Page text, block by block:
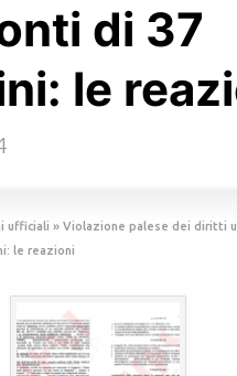
di 37
le
ufficiali » Violazione palese dei diritti
le reazioni